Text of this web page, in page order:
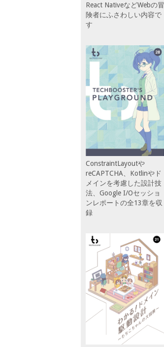
React NativeなどWebの冒
険者にふさわしい内容で
す
ConstraintLayoutや
reCAPTCHA、Kotlinやド
メインを考慮した設計技
法、Google I/Oセッショ
ンレポートの全13章を収
録